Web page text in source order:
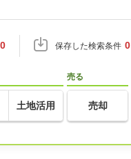
0 保存した検索条件 0
土地活用
売る
売却